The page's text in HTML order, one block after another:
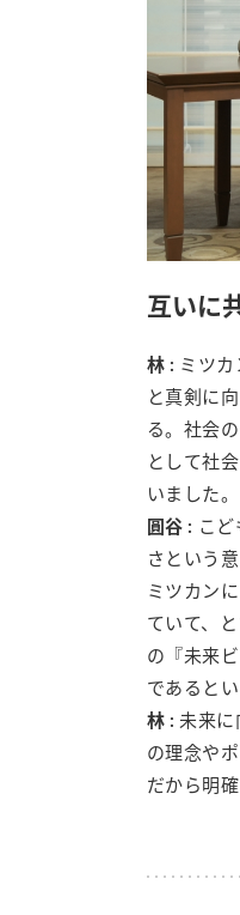
互いに
林 : ミツ
と真剣に
る。社会
として社
いました。
圓谷 : こ
さという
ミツカン
ていて、
の『未来
であると
林 : 未来
の理念や
だから明